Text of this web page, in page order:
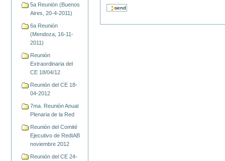
5a Reunión (Buenos
Aires, 20-4-2011)
6a Reunión
(Mendoza, 16-11-
2011)
Reunión
Extraordinaria del
CE 18/04/12
Reunión del CE 18-
04-2012
7ma. Reunión Anual
Plenaria de la Red
Reunión del Comité
Ejecutivo de RedIAB
noviembre 2012
Reunión del CE 24-